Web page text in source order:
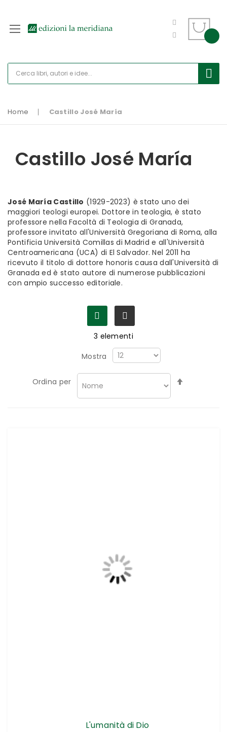
Home Castillo José María
Castillo José María
José María Castillo (1929-2023) è stato uno dei
maggiori teologi europei. Dottore in teologia, è stato
professore nella Facoltà di Teologia di Granada,
professore invitato all'Università Gregoriana di Roma, alla
Pontificia Università Comillas di Madrid e all'Università
Centroamericana (UCA) di El Salvador. Nel 2011 ha
ricevuto il titolo di dottore honoris causa dall'Università di
Granada ed è stato autore di numerose pubblicazioni
con ampio successo editoriale.
3 elementi
Mostra
Ordina per
L'umanità di Dio